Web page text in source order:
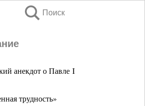
Поиск
анекдот о Павле I
трудность»